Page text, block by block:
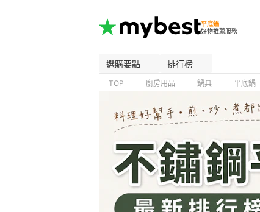
平底鍋
好物推薦服務
選購要點 排行榜
TOP 廚房用品 鍋具 平底鍋